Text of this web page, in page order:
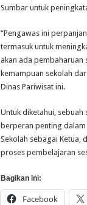
Sumbar untuk
“Pengawas ini
termasuk untuk
akan ada pembaharuan
kemampuan sekolah
Dinas Pariwisat ini.
Untuk diketahui,
berperan penting
Sekolah sebagai Ketua,
proses pembelajaran
Bagikan ini:
Facebook